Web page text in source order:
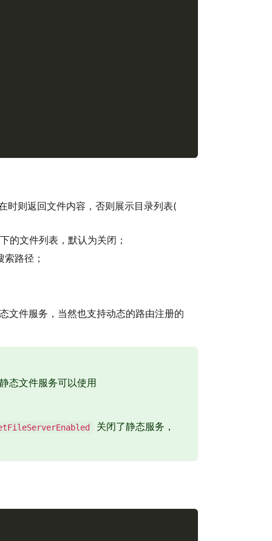
时则返回文件内容，否则展示目录列表(
的文件列表，默认为关闭；
路径；
文件服务，当然也支持动态的路由注册的
态文件服务可以使用
关闭了静态服务，